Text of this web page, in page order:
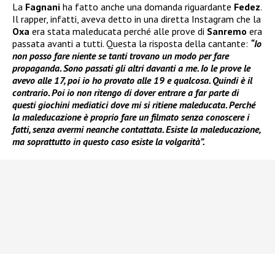
La Fagnani ha fatto anche una domanda riguardante Fedez.
Il rapper, infatti, aveva detto in una diretta Instagram che la
Oxa era stata maleducata perché alle prove di Sanremo era
passata avanti a tutti. Questa la risposta della cantante: “Io
non posso fare niente se tanti trovano un modo per fare
propaganda. Sono passati gli altri davanti a me. Io le prove le
avevo alle 17, poi io ho provato alle 19 e qualcosa. Quindi è il
contrario. Poi io non ritengo di dover entrare a far parte di
questi giochini mediatici dove mi si ritiene maleducata. Perché
la maleducazione è proprio fare un filmato senza conoscere i
fatti, senza avermi neanche contattata. Esiste la maleducazione,
ma soprattutto in questo caso esiste la volgarità”.